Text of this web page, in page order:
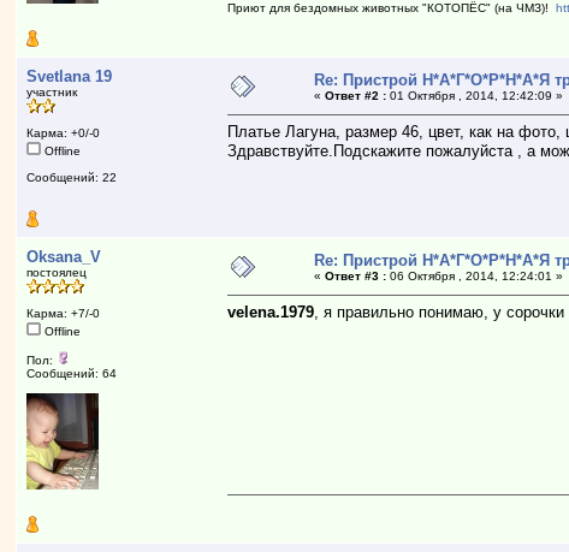
Приют для бездомных животных "КОТОПЁС" (на ЧМЗ)!
Svetlana 19
участник
Карма: +0/-0
Offline
Сообщений: 22
Re: Пристрой Н*А*Г*О*Р*Н*А*Я
«Ответ #2 : 01 Октября , 2014, 12:42:09 »
Платье Лагуна, размер 46, цвет, как на фото,
Здравствуйте.Подскажите пожалуйста , а
Oksana_V
постоялец
Карма: +7/-0
Offline
Пол:
Сообщений: 64
Re: Пристрой Н*А*Г*О*Р*Н*А*Я
«Ответ #3 : 06 Октября , 2014, 12:24:01 »
velena.1979, я правильно понимаю, у